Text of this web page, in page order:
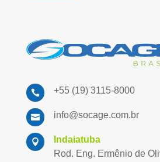
 +55 (19) 3115-8000
 info@socage.com.br

Indaiatuba
Rod. Eng. Ermênio de